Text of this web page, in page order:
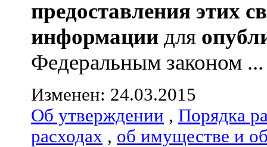
предоставления этих
информации для
Федеральным законом ...
Изменен: 24.03.2015
Об утверждении , Порядка
расходах , об имуществе и